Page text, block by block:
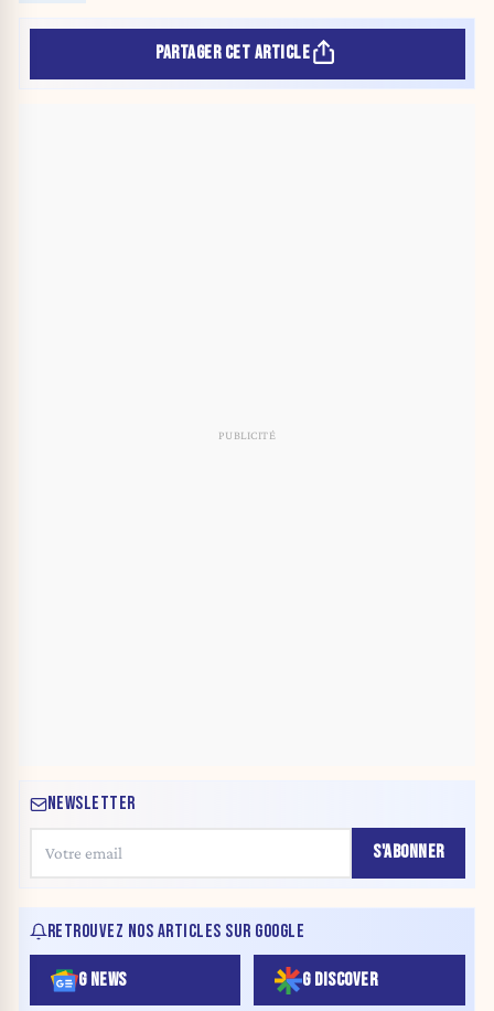
PARTAGER CET ARTICLE
NEWSLETTER
S'ABONNER
RETROUVEZ NOS ARTICLES SUR GOOGLE
G NEWS G DISCOVER